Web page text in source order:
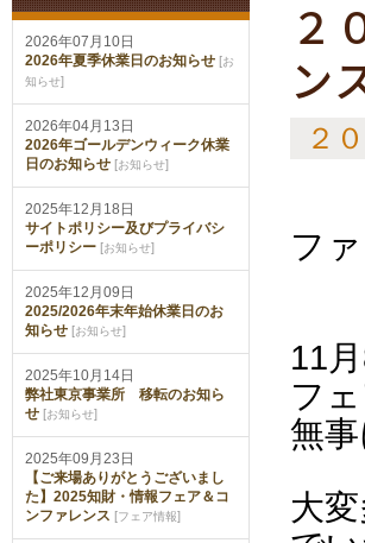
２
ン
２
フ
11
フ
無
大
2026年07月10日
2026年夏季休業日のお知らせ [お
知らせ]
2026年04月13日
2026年ゴールデンウィーク休業
日のお知らせ [お知らせ]
2025年12月18日
サイトポリシー及びプライバシ
ーポリシー [お知らせ]
2025年12月09日
2025/2026年末年始休業日のお
知らせ [お知らせ]
2025年10月14日
弊社東京事業所 移転のお知ら
せ [お知らせ]
2025年09月23日
【ご来場ありがとうございまし
た】2025知財・情報フェア＆コ
ンファレンス [フェア情報]